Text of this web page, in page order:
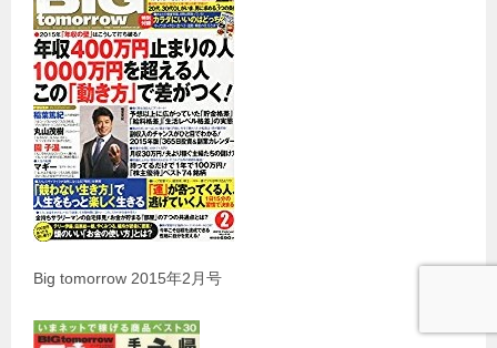
Big tomorrow 2015年2月号